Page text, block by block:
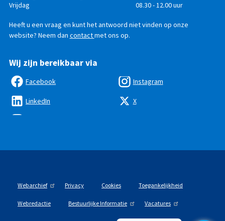
bereikbaar
Vrijdag
08.30 - 12.00 uur
Heeft u een vraag en kunt het antwoord niet vinden op onze
website? Neem dan contactmet ons op.
Wij zijn bereikbaar via
Facebook
LinkedIn
Instagram
X
Webarchief Privacy Cookies Toegankelijkheid
Webredactie Bestuurlijke Informatie Vacatures